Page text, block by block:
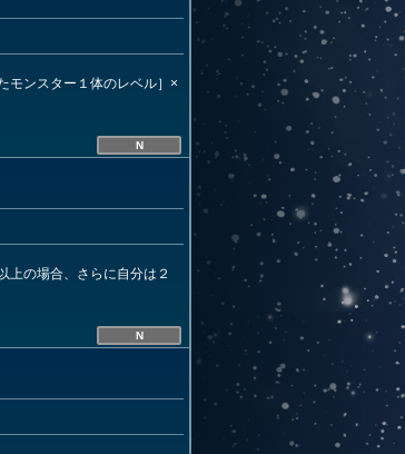
モンスター１体のレベル］×
N
上の場合、さらに自分は２
N